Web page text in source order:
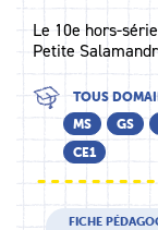
Le 10e hors-
Petite
TOUS
MS
GS
CE1
FICHE